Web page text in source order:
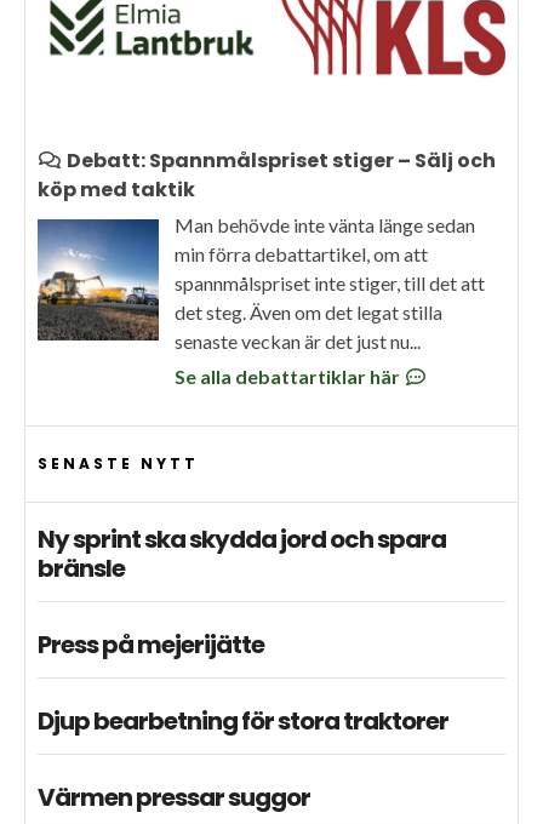
Debatt: Spannmålspriset stiger – Sälj och
köp med taktik
Man behövde inte vänta länge sedan
min förra debattartikel, om att
spannmålspriset inte stiger, till det att
det steg. Även om det legat stilla
senaste veckan är det just nu...
Se alla debattartiklar här
SENASTE NYTT
Ny sprint ska skydda jord och spara
bränsle
Press på mejerijätte
Djup bearbetning för stora traktorer
Värmen pressar suggor